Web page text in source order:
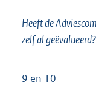
Heeft de
zelf al
9 en 10